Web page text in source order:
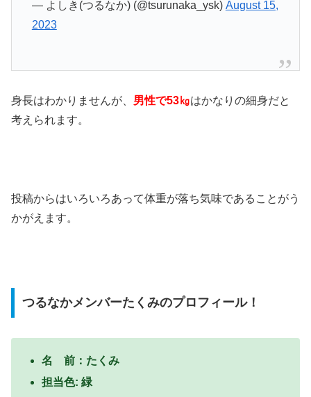
— よしき(つるなか) (@tsurunaka_ysk) August 15,
2023
身長はわかりませんが、 男性で53㎏はかなりの細身だと
考えられます。
投稿からはいろいろあって体重が落ち気味であることがう
かがえます。
つるなかメンバーたくみのプロフィール！
名 前：たくみ
担当色: 緑